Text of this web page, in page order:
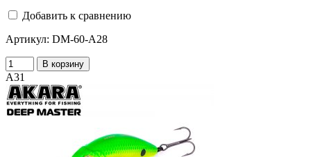
Добавить к сравнению
Артикул: DM-60-A28
В корзину
A31